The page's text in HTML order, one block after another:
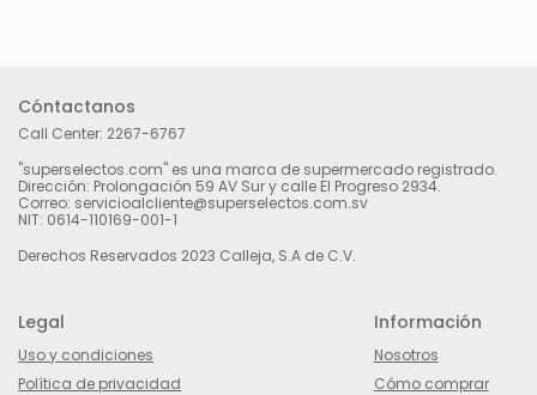
Cóntactanos
Call Center: 2267-6767
"superselectos.com" es una marca de supermercado registrado.
Dirección: Prolongación 59 AV Sur y calle El Progreso 2934.
Correo: servicioalcliente@superselectos.com.sv
NIT: 0614-110169-001-1
Derechos Reservados 2023 Calleja, S.A de C.V.
Legal
Uso y condiciones
Política de privacidad
Información
Nosotros
Cómo comprar